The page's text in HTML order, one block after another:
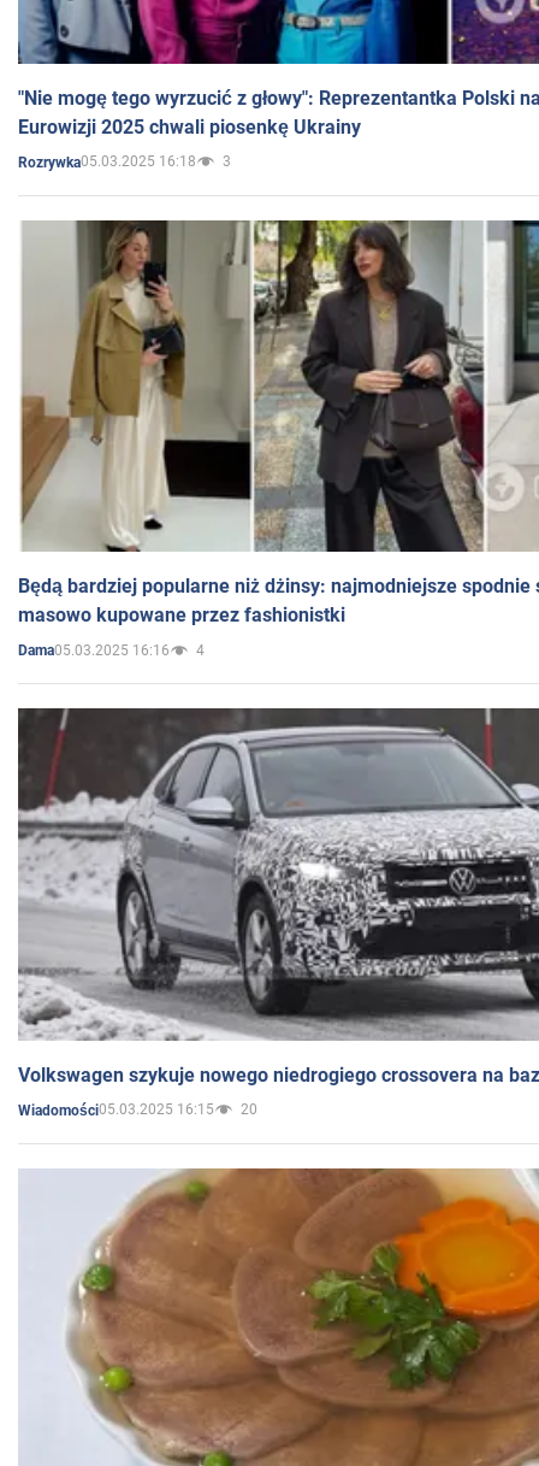
"Nie mogę tego wyrzucić z głowy": Reprezentantka Polski
Eurowizji 2025 chwali piosenkę Ukrainy
Rozrywka05.03.2025 16:18 3
Będą bardziej popularne niż dżinsy: najmodniejsze spodnie
masowo kupowane przez fashionistki
Dama05.03.2025 16:16 4
Volkswagen szykuje nowego niedrogiego crossovera na
Wiadomości05.03.2025 16:15 20